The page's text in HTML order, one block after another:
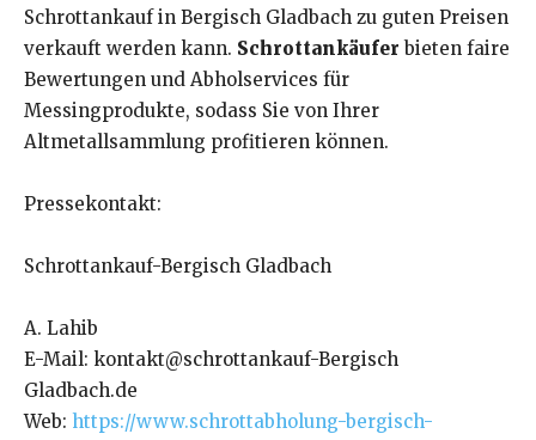
Schrottankauf in Bergisch Gladbach zu guten Preisen
verkauft werden kann. Schrottankäufer bieten faire
Bewertungen und Abholservices für
Messingprodukte, sodass Sie von Ihrer
Altmetallsammlung profitieren können.
Pressekontakt:
Schrottankauf-Bergisch Gladbach
A. Lahib
E-Mail: kontakt@schrottankauf-Bergisch
Gladbach.de
Web: https://www.schrottabholung-bergisch-